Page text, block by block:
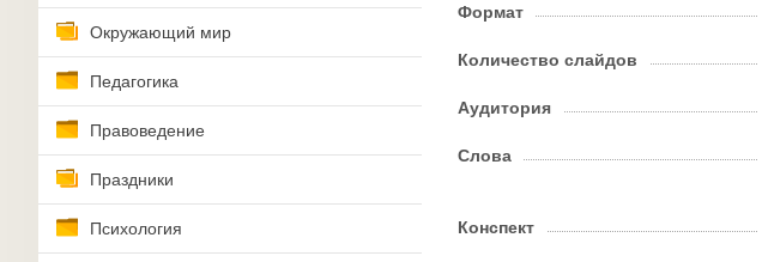
Окружающий мир
Педагогика
Правоведение
Праздники
Психология
Формат
Количество слайдов
Аудитория
Слова
Конспект